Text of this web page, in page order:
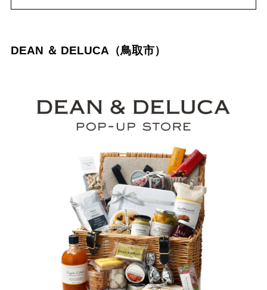
DEAN ＆ DELUCA（鳥取市）